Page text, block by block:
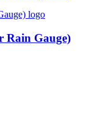
Rain Gauge)